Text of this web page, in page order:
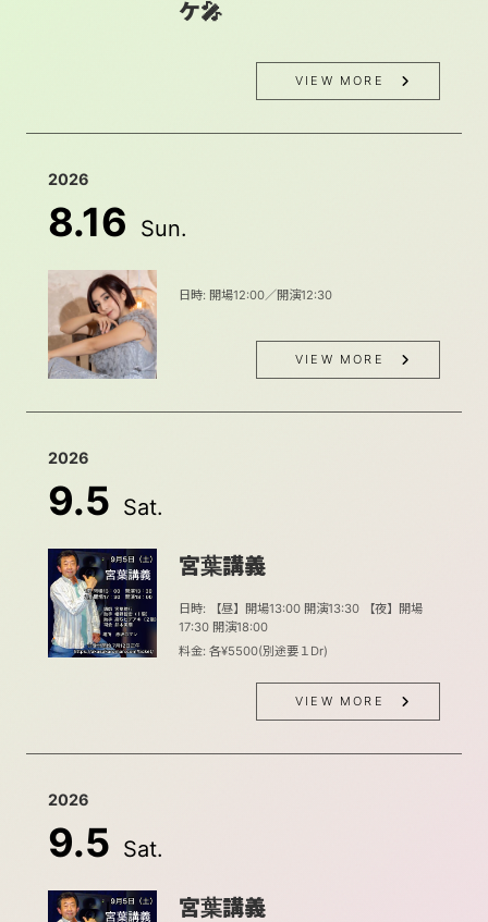
ケ🎤
VIEW MORE
2026
8.16 Sun.
日時: 開場12:00／開演12:30
VIEW MORE
2026
9.5 Sat.
宮葉講義
日時: 【昼】開場13:00 開演13:30 【夜】開場
17:30 開演18:00
料金: 各¥5500(別途要１Dr)
VIEW MORE
2026
9.5 Sat.
宮葉講義